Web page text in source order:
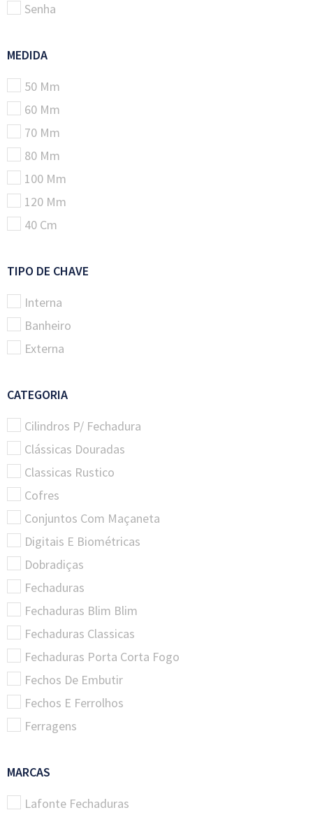
Senha
MEDIDA
50 Mm
60 Mm
70 Mm
80 Mm
100 Mm
120 Mm
40 Cm
TIPO DE CHAVE
Interna
Banheiro
Externa
CATEGORIA
Cilindros P/ Fechadura
Clássicas Douradas
Classicas Rustico
Cofres
Conjuntos Com Maçaneta
Digitais E Biométricas
Dobradiças
Fechaduras
Fechaduras Blim Blim
Fechaduras Classicas
Fechaduras Porta Corta Fogo
Fechos De Embutir
Fechos E Ferrolhos
Ferragens
MARCAS
Lafonte Fechaduras